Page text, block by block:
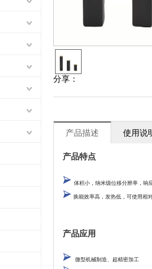
分享：
产品描述 使用说
产品特点
体积小，纳米级位移分辨率，响
换能效率高，发热低，可使用相
产品应用
微型机械制造、超精密加工